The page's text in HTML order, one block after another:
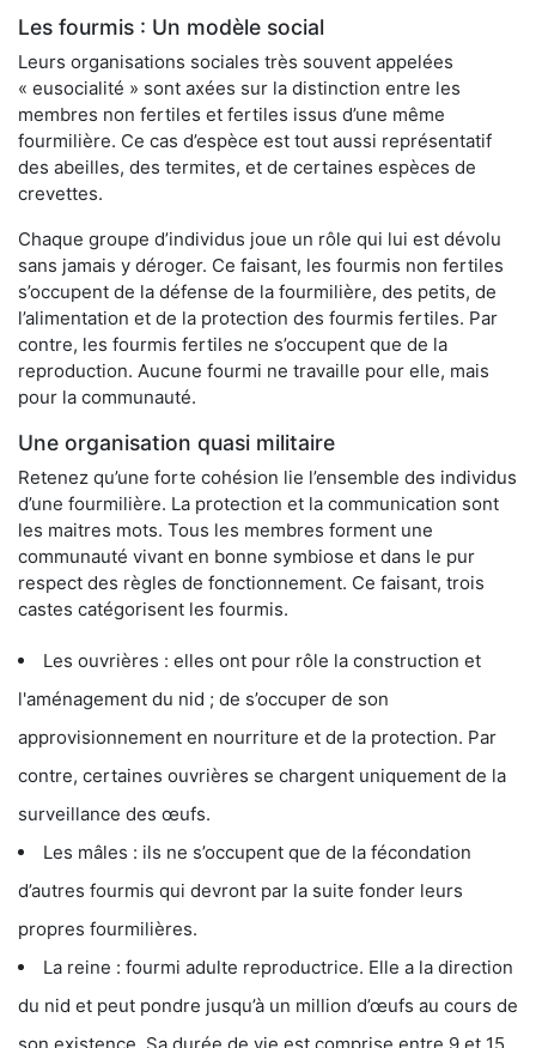
Les fourmis : Un modèle social
Leurs organisations sociales très souvent appelées
« eusocialité » sont axées sur la distinction entre les
membres non fertiles et fertiles issus d’une même
fourmilière. Ce cas d’espèce est tout aussi représentatif
des abeilles, des termites, et de certaines espèces de
crevettes.
Chaque groupe d’individus joue un rôle qui lui est dévolu
sans jamais y déroger. Ce faisant, les fourmis non fertiles
s’occupent de la défense de la fourmilière, des petits, de
l’alimentation et de la protection des fourmis fertiles. Par
contre, les fourmis fertiles ne s’occupent que de la
reproduction. Aucune fourmi ne travaille pour elle, mais
pour la communauté.
Une organisation quasi militaire
Retenez qu’une forte cohésion lie l’ensemble des individus
d’une fourmilière. La protection et la communication sont
les maitres mots. Tous les membres forment une
communauté vivant en bonne symbiose et dans le pur
respect des règles de fonctionnement. Ce faisant, trois
castes catégorisent les fourmis.
Les ouvrières : elles ont pour rôle la construction et
l'aménagement du nid ; de s’occuper de son
approvisionnement en nourriture et de la protection. Par
contre, certaines ouvrières se chargent uniquement de la
surveillance des œufs.
Les mâles : ils ne s’occupent que de la fécondation
d’autres fourmis qui devront par la suite fonder leurs
propres fourmilières.
La reine : fourmi adulte reproductrice. Elle a la direction
du nid et peut pondre jusqu’à un million d’œufs au cours de